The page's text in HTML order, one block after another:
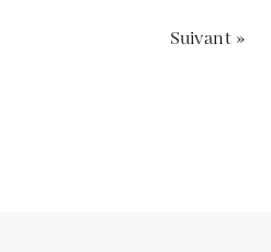
Suivant »